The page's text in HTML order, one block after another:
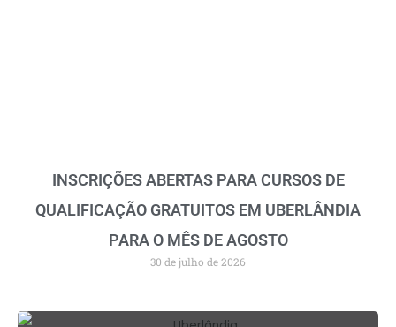
INSCRIÇÕES ABERTAS PARA CURSOS DE
QUALIFICAÇÃO GRATUITOS EM UBERLÂNDIA
PARA O MÊS DE AGOSTO
30 de julho de 2026